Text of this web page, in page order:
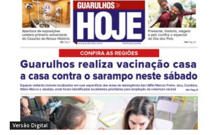
Versão Digital